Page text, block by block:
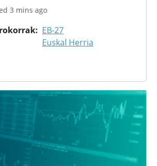
3 mins ago
EB-27
Euskal Herria